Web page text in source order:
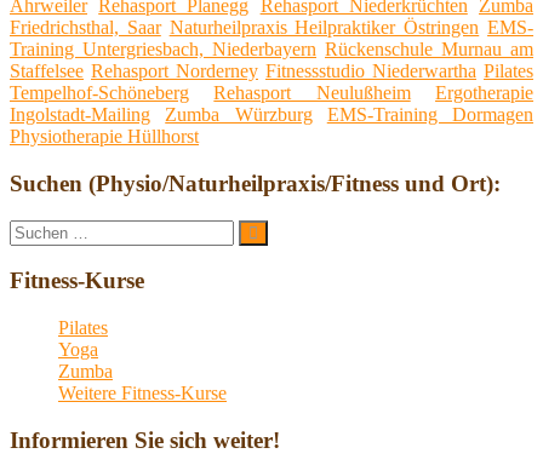
Ahrweiler Rehasport Planegg Rehasport Niederkrüchten
Zumba
Friedrichsthal, Saar Naturheilpraxis Heilpraktiker Östringen EMS-
Training Untergriesbach, Niederbayern Rückenschule Murnau am
Staffelsee Rehasport Norderney Fitnessstudio Niederwartha Pilates
Tempelhof-Schöneberg
Rehasport Neulußheim
Ergotherapie
Ingolstadt-Mailing
Zumba Würzburg
EMS-Training Dormagen
Physiotherapie Hüllhorst
Suchen (Physio/Naturheilpraxis/Fitness und Ort):
Suche
nach:
Suchen
Fitness-Kurse
Pilates
Yoga
Zumba
Weitere Fitness-Kurse
Informieren Sie sich weiter!